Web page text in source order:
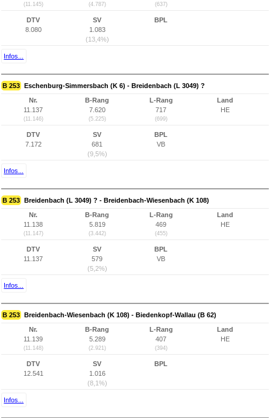
(11.145) (4.787) (637)
DTV
8.080
SV
1.083
(13,4%)
BPL
Infos...
B 253 Eschenburg-Simmersbach (K 6) - Breidenbach (L 3049) ?
Nr.
11.137
(11.146)
B-Rang
7.620
(5.225)
L-Rang
717
(699)
Land
HE
DTV
7.172
SV
681
(9,5%)
BPL
VB
Infos...
B 253 Breidenbach (L 3049) ? - Breidenbach-Wiesenbach (K 108)
Nr.
11.138
(11.147)
B-Rang
5.819
(3.442)
L-Rang
469
(455)
Land
HE
DTV
11.137
SV
579
(5,2%)
BPL
VB
Infos...
B 253 Breidenbach-Wiesenbach (K 108) - Biedenkopf-Wallau (B 62)
Nr.
11.139
(11.148)
B-Rang
5.289
(2.921)
L-Rang
407
(394)
Land
HE
DTV
12.541
SV
1.016
(8,1%)
BPL
Infos...